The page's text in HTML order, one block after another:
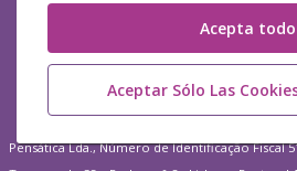
Acepta todo
Aceptar Sólo Las
Pensática Lda., Número de Identificação Fiscal